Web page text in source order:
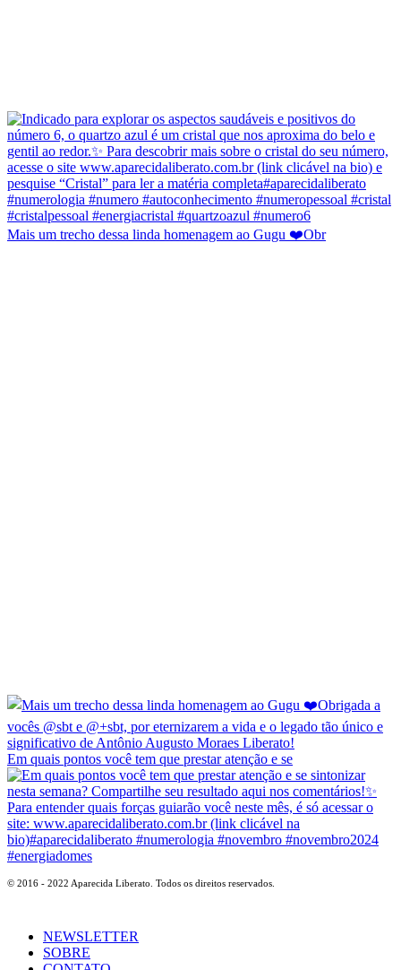
Mais um trecho dessa linda homenagem ao Gugu ❤️Obr
Em quais pontos você tem que prestar atenção e se
© 2016 - 2022 Aparecida Liberato. Todos os direitos reservados.
NEWSLETTER
SOBRE